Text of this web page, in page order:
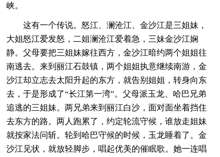
峡。
这有一个传说。怒江、澜沧江、金沙江是三姐妹，
大姐怒江爱发怒，二姐澜沧江爱着急，三妹金沙江娴
静。父母要把三姐妹嫁往西方，金沙江暗约两个姐姐往
南逃去。来到丽江石鼓镇，两个姐姐执意继续南游，金
沙江却立志去太阳升起的东方，就告别姐姐，转身向东
去，于是形成了“长江第一湾”。父母派玉龙、哈巴兄弟
追逃的三姐妹。两兄弟来到丽江白沙，面对面坐着挡住
去东方的路。两人跑累了，约定轮流守候，谁放走姐妹
就按家法问斩。轮到哈巴守候的时候，玉龙睡着了。金
沙江见状，就放轻脚步，唱起优美的催眠歌。她一连唱